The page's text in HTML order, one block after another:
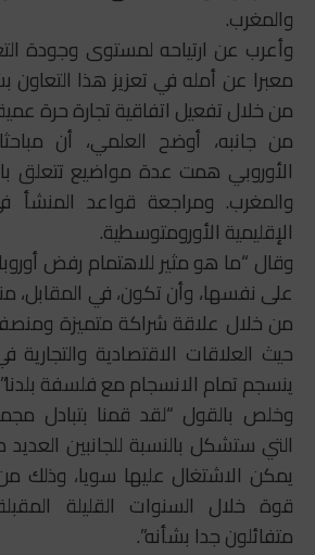
والمغرب.
وأعرب عن ارتياحه لمستوى وجودة
معبرا عن أمله في تعزيز هذا التعاون
من خلال تفعيل اتفاقية تجارة حرة
من جانبه، أوضح العلمي، أن
الأوروبي همت عدة مواضيع تتعلق
والمغرب. ومراجعة قواعد المنشأ
الإقليمية الأورومتوسطية.
وقال “ما هو مثير للاهتمام رفض
على نفسها، وأن تكون، في المقابل،
من خلال علاقة شراكة متميزة
حيث العلاقات الاقتصادية والتجارية
ينسجم تمام الانسجام مع فلسفة
وخلص بالقول “لقد قمنا بتبادل
التي ستشكل بالنسبة للجانبين
يمكن الاشتغال عليها سويا، وذلك
قوة خلال السنوات القليلة
متفائلون جدا بشأنه”.